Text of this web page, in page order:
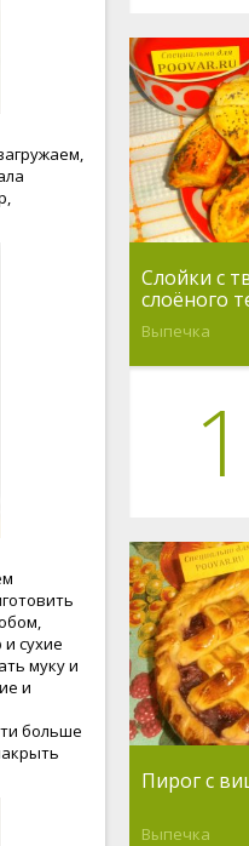
сухие
муку и
и
больше
Слойки с
слоёного
Выпечка
Пирог с
Выпечка